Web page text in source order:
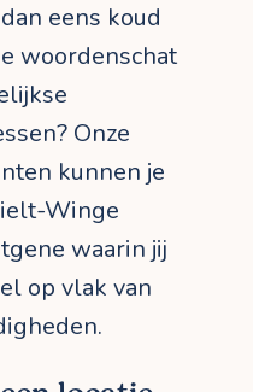
eens koud
woordenschat
Onze
kunnen je
Winge
waarin jij
op vlak van